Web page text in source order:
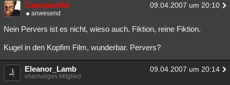
Capspauldin 09.04.2007 um 20:10
anwesend
Nein Pervers ist es nicht, wieso auch. Fiktion, reine Fiktion.
Kugel in den Kopfim Film, wunderbar. Pervers?
Eleanor_Lamb 09.04.2007 um 20:14
ehemaliges Mitglied